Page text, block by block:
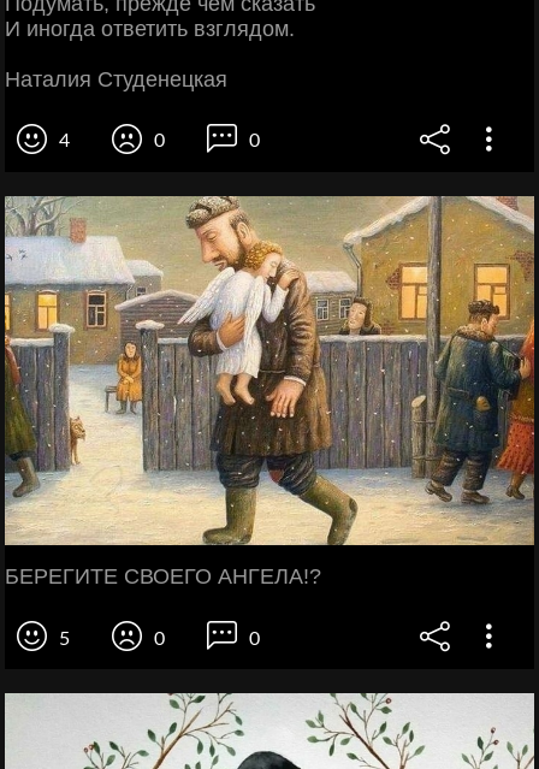
И иногда ответить взглядом.
Наталия Студенецкая
4 0 0
БЕРЕГИТЕ СВОЕГО АНГЕЛА!?
5 0 0